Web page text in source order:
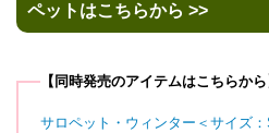
ペットはこちらから >>
【同時発売のアイテムはこちらから
サロペット・ウィンター＜サイズ